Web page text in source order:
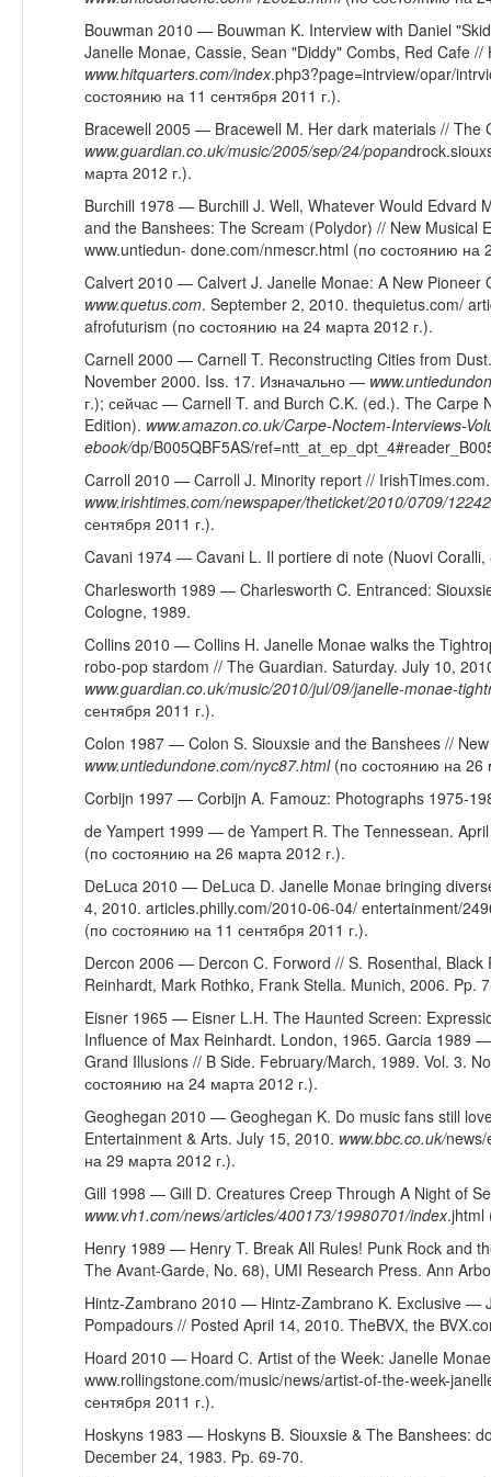
Bouwman 2010 — Bouwman K. Interview with Daniel
Janelle Monae, Cassie, Sean "Diddy" Combs, Red Cafe
www.hitquarters.com/index.php3?page=intrview/opar/
состоянию на 11 сентября 2011 г.).
Bracewell 2005 — Bracewell M. Her dark materials // The
www.guardian.co.uk/music/2005/sep/24/popan
марта 2012 г.).
Burchill 1978 — Burchill J. Well, Whatever Would Edvard
and the Banshees: The Scream (Polydor) // New Musical
www.untiedun- done.com/nmescr.html (по состоянию на
Calvert 2010 — Calvert J. Janelle Monae: A New Pioneer
www.quetus.com. September 2, 2010. thequietus.com/
afrofuturism (по состоянию на 24 марта 2012 г.).
Carnell 2000 — Carnell T. Reconstructing Cities from
November 2000. Iss. 17. Изначально — www.
г.); сейчас — Carnell T. and Burch C.K. (ed.). The Carpe
Edition). www.amazon.co.uk/Carpe-Noctem-Interviews-
ebook/dp/B005QBF5AS/
Carroll 2010 — Carroll J. Minority report //
www.irishtimes.com/newspaper/theticket/2010/0709/
сентября 2011 г.).
Cavani 1974 — Cavani L. Il portiere di note (Nuovi
Charlesworth 1989 — Charlesworth C. Entranced:
Cologne, 1989.
Collins 2010 — Collins H. Janelle Monae walks the
robo-pop stardom // The Guardian. Saturday. July 10,
www.guardian.co.uk/music/2010/jul/09/janelle-monae-
сентября 2011 г.).
Colon 1987 — Colon S. Siouxsie and the Banshees //
www.untiedundone.com/nyc87.html(по состоянию на 26
Corbijn 1997 — Corbijn A. Famouz: Photographs 1975-
de Yampert 1999 — de Yampert R. The Tennessean.
(по состоянию на 26 марта 2012 г.).
DeLuca 2010 — DeLuca D. Janelle Monae bringing
4, 2010. articles.philly.com/2010-06-04/ entertainment/
(по состоянию на 11 сентября 2011 г.).
Dercon 2006 — Dercon C. Forword // S. Rosenthal, Black
Reinhardt, Mark Rothko, Frank Stella. Munich, 2006. Pp.
Eisner 1965 — Eisner L.H. The Haunted Screen:
Influence of Max Reinhardt. London, 1965. Garcia 1989
Grand Illusions // B Side. February/March, 1989. Vol. 3.
состоянию на 24 марта 2012 г.).
Geoghegan 2010 — Geoghegan K. Do music fans still
Entertainment & Arts. July 15, 2010. www.bbc.co.uk/
на 29 марта 2012 г.).
Gill 1998 — Gill D. Creatures Creep Through A Night of
www.vh1.com/news/articles/400173/19980701/index.jhtml
Henry 1989 — Henry T. Break All Rules! Punk Rock and
The Avant-Garde, No. 68), UMI Research Press. Ann
Hintz-Zambrano 2010 — Hintz-Zambrano K. Exclusive —
Pompadours // Posted April 14, 2010. TheBVX, the
Hoard 2010 — Hoard C. Artist of the Week: Janelle
www.rollingstone.com/music/news/artist-of-the-week-
сентября 2011 г.).
Hoskyns 1983 — Hoskyns B. Siouxsie & The Banshees:
December 24, 1983. Pp. 69-70.